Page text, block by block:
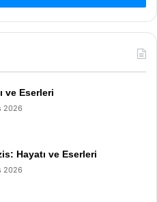
ve Eserleri
2026
Hayatı ve Eserleri
2026